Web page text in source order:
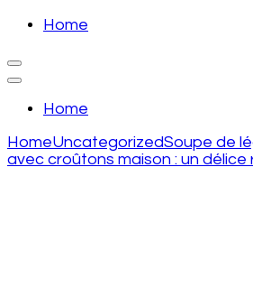
Skip
content
(Press
recette de grand
Home
recette de grand
Home
HomeUncategorizedSoupe de
avec croûtons maison : un